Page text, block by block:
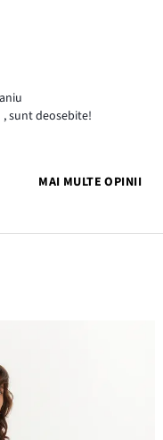
sunt deosebite!
MAI MULTE OPINII